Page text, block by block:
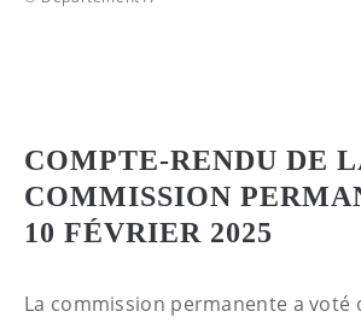
COMPTE-RENDU DE
COMMISSION
10 FÉVRIER 2025
La commission permanente a voté